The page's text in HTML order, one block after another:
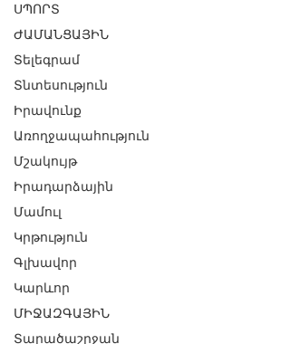
ՍՊՈՐՏ
ԺԱՄԱՆՑԱՅԻՆ
Տելեգրամ
Տնտեսություն
Իրավունք
Առողջապահություն
Մշակույթ
Իրադարձային
Մամուլ
Կրթություն
Գլխավոր
Կարևոր
ՄԻՋԱԶԳԱՅԻՆ
Տարածաշրջան